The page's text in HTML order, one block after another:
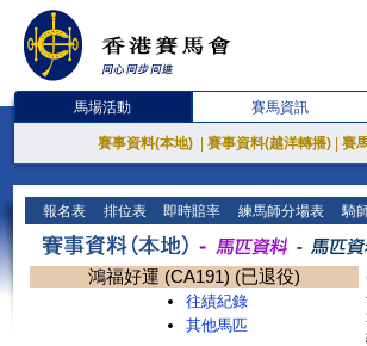
馬場活動 賽馬資訊
賽事資料(本地) 賽事資料(越洋轉播) 賽
報名表 排位表 即時賠率 練馬師分場表 騎
鴻福好運 (CA191) (已退役)
往績紀錄
其他馬匹